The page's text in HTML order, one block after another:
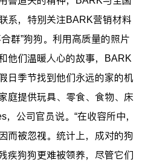
系，特别关注BARK营销材料
群”狗狗。利用高质量的照片
他们温暖人心的故事，BARK
日季节找到他们永远的家的机
庭提供玩具、零食、食物、床
公司官员说。“在收容所中，
而被忽视。统计上，成对的狗
疾狗狗更难被领养，尽管它们